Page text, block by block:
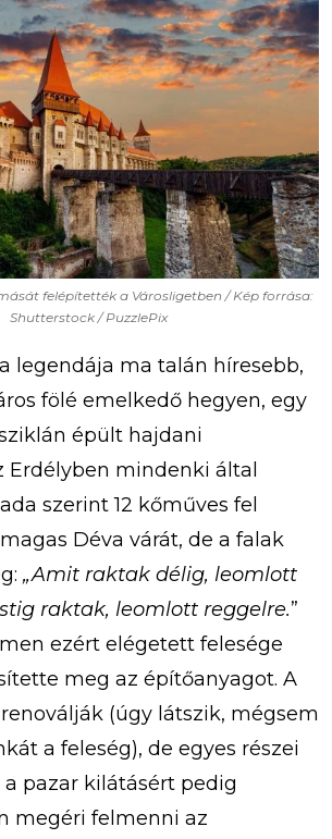
felépítették a Városligetben / Kép forrása:
Shutterstock / PuzzlePix
a legendája ma talán híresebb,
fölé emelkedő hegyen, egy
épült hajdani
Erdélyben mindenki által
szerint 12 kőműves fel
Déva várát, de a falak
„Amit raktak délig, leomlott
raktak, leomlott reggelre.”
ezért elégetett felesége
meg az építőanyagot. A
(úgy látszik, mégsem
a feleség), de egyes részei
a pazar kilátásért pedig
megéri felmenni az